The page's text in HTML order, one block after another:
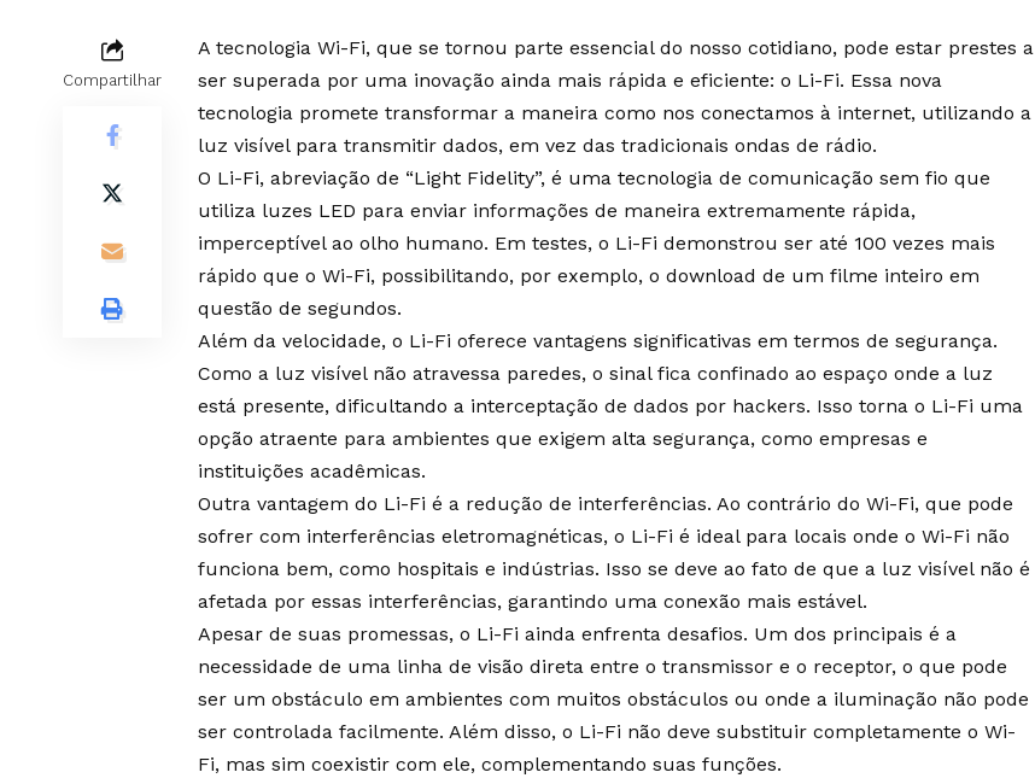
Compartilhar
A tecnologia Wi-Fi, que se tornou parte essencial do nosso cotidiano, pode estar prestes a
ser superada por uma inovação ainda mais rápida e eficiente: o Li-Fi. Essa nova
tecnologia promete transformar a maneira como nos conectamos à internet, utilizando a
luz visível para transmitir dados, em vez das tradicionais ondas de rádio.
O Li-Fi, abreviação de “Light Fidelity”, é uma tecnologia de comunicação sem fio que
utiliza luzes LED para enviar informações de maneira extremamente rápida,
imperceptível ao olho humano. Em testes, o Li-Fi demonstrou ser até 100 vezes mais
rápido que o Wi-Fi, possibilitando, por exemplo, o download de um filme inteiro em
questão de segundos.
Além da velocidade, o Li-Fi oferece vantagens significativas em termos de segurança.
Como a luz visível não atravessa paredes, o sinal fica confinado ao espaço onde a luz
está presente, dificultando a interceptação de dados por hackers. Isso torna o Li-Fi uma
opção atraente para ambientes que exigem alta segurança, como empresas e
instituições acadêmicas.
Outra vantagem do Li-Fi é a redução de interferências. Ao contrário do Wi-Fi, que pode
sofrer com interferências eletromagnéticas, o Li-Fi é ideal para locais onde o Wi-Fi não
funciona bem, como hospitais e indústrias. Isso se deve ao fato de que a luz visível não é
afetada por essas interferências, garantindo uma conexão mais estável.
Apesar de suas promessas, o Li-Fi ainda enfrenta desafios. Um dos principais é a
necessidade de uma linha de visão direta entre o transmissor e o receptor, o que pode
ser um obstáculo em ambientes com muitos obstáculos ou onde a iluminação não pode
ser controlada facilmente. Além disso, o Li-Fi não deve substituir completamente o Wi-
Fi, mas sim coexistir com ele, complementando suas funções.